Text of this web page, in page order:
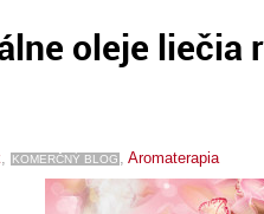
oleje liečia
KOMERČNÝ BLOG Aromaterapia